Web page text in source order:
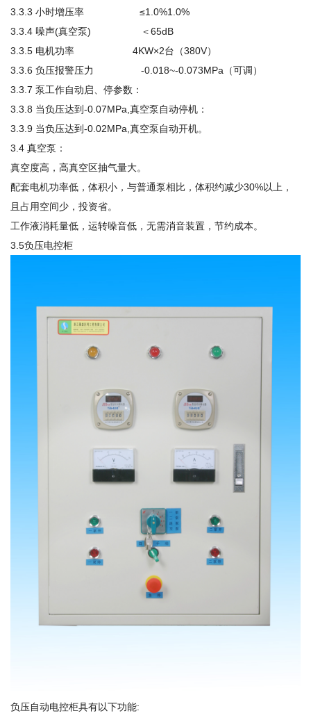
3.3.3 小时增压率 ≤1.0%1.0%
3.3.4 噪声(真空泵) ＜65dB
3.3.5 电机功率 4KW×2台（380V）
3.3.6 负压报警压力 -0.018~-0.073MPa（可调）
3.3.7 泵工作自动启、停参数：
3.3.8 当负压达到-0.07MPa,真空泵自动停机：
3.3.9 当负压达到-0.02MPa,真空泵自动开机。
3.4 真空泵：
真空度高，高真空区抽气量大。
配套电机功率低，体积小，与普通泵相比，体积约减少30%以上，
且占用空间少，投资省。
工作液消耗量低，运转噪音低，无需消音装置，节约成本。
3.5负压电控柜
负压自动电控柜具有以下功能: